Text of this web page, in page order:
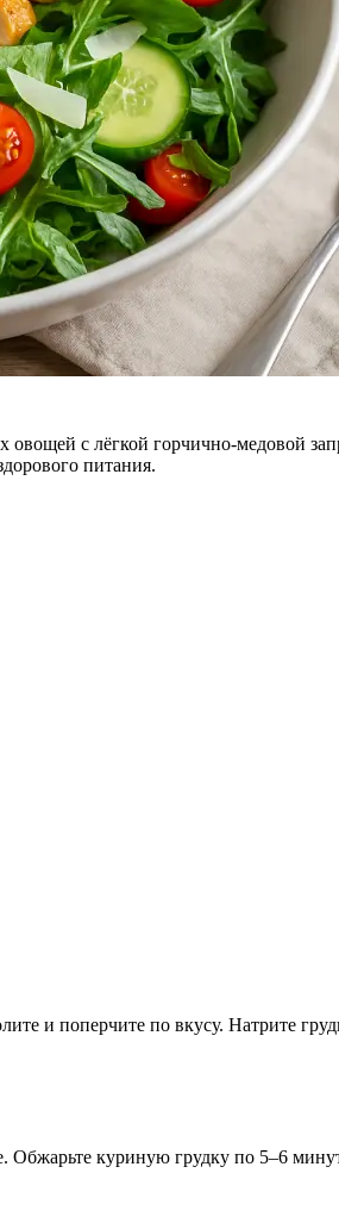
с лёгкой горчично-медовой
питания.
и поперчите по вкусу. Натрите
Обжарьте куриную грудку по 5–6